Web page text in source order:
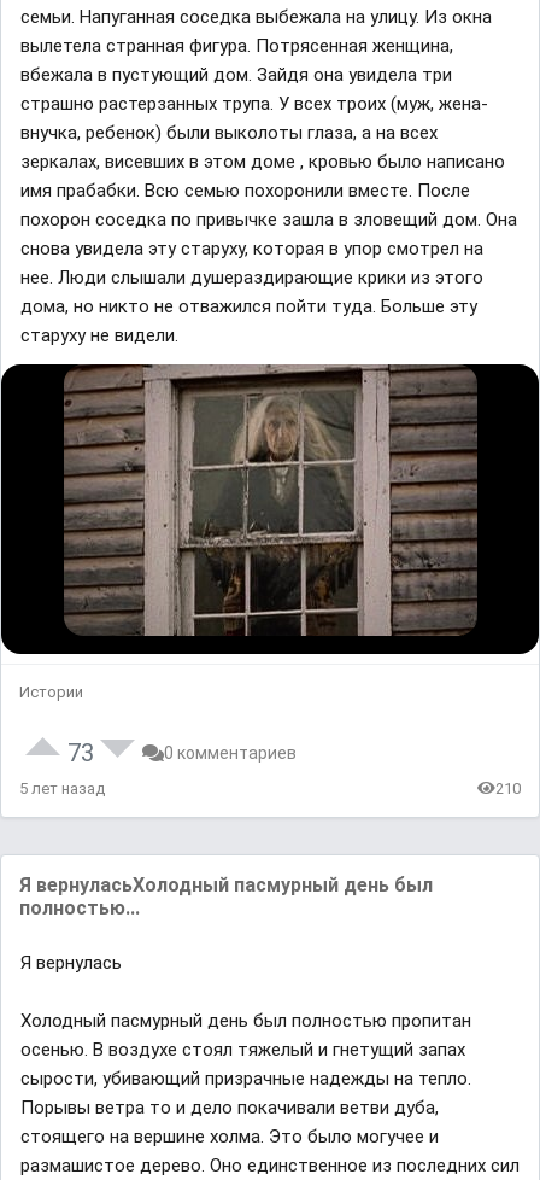
семьи. Напуганная соседка выбежала на улицу. Из окна
вылетела странная фигура. Потрясенная женщина,
вбежала в пустующий дом. Зайдя она увидела три
страшно растерзанных трупа. У всех троих (муж, жена-
внучка, ребенок) были выколоты глаза, а на всех
зеркалах, висевших в этом доме , кровью было написано
имя прабабки. Всю семью похоронили вместе. После
похорон соседка по привычке зашла в зловещий дом. Она
снова увидела эту старуху, которая в упор смотрел на
нее. Люди слышали душераздирающие крики из этого
дома, но никто не отважился пойти туда. Больше эту
старуху не видели.
Истории
73 0 комментариев
5 лет назад 210
Я вернуласьХолодный пасмурный день был
полностью...
Я вернулась
Холодный пасмурный день был полностью пропитан
осенью. В воздухе стоял тяжелый и гнетущий запах
сырости, убивающий призрачные надежды на тепло.
Порывы ветра то и дело покачивали ветви дуба,
стоящего на вершине холма. Это было могучее и
размашистое дерево. Оно единственное из последних сил